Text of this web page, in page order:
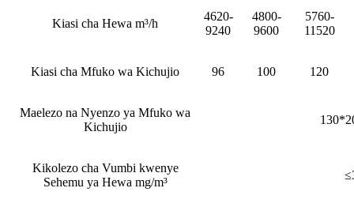
Kiasi cha Hewa m³/h
4620-
9240
4800-
9600
5760-
11520
Kiasi cha Mfuko wa Kichujio 96 100 120
Maelezo na Nyenzo ya Mfuko wa
Kichujio
Kikolezo cha Vumbi kwenye
Sehemu ya Hewa mg/m³